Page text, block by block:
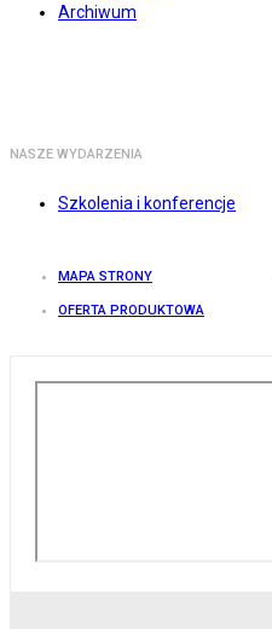
Archiwum
NASZE WYDARZENIA
Szkolenia i konferencje
MAPA STRONY
OFERTA PRODUKTOWA